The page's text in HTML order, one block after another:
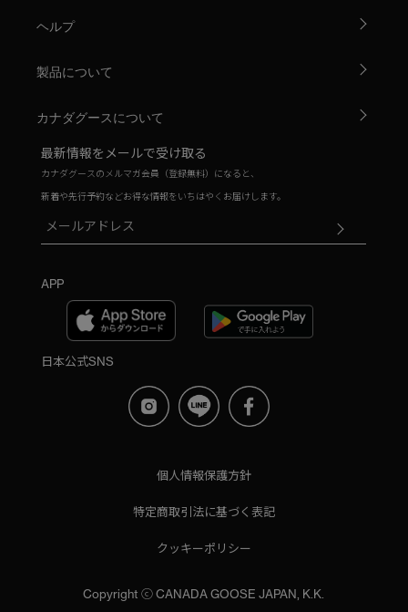
ヘルプ
製品について
カナダグースについて
最新情報をメールで受け取る
カナダグースのメルマガ会員（登録無料）になると、
新着や先行予約などお得な情報をいちはやくお届けします。
APP
日本公式SNS
個人情報保護方針
特定商取引法に基づく表記
クッキーポリシー
Copyright ⓒ CANADA GOOSE JAPAN, K.K.